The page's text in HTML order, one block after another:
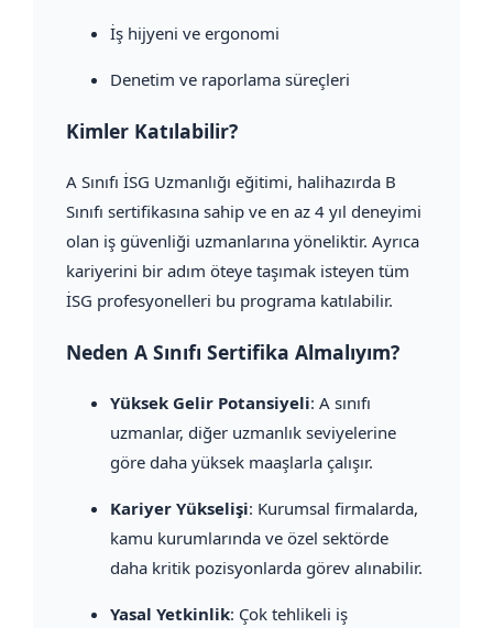
İş hijyeni ve ergonomi
Denetim ve raporlama süreçleri
Kimler Katılabilir?
A Sınıfı İSG Uzmanlığı eğitimi, halihazırda B
Sınıfı sertifikasına sahip ve en az 4 yıl deneyimi
olan iş güvenliği uzmanlarına yöneliktir. Ayrıca
kariyerini bir adım öteye taşımak isteyen tüm
İSG profesyonelleri bu programa katılabilir.
Neden A Sınıfı Sertifika Almalıyım?
Yüksek Gelir Potansiyeli: A sınıfı
uzmanlar, diğer uzmanlık seviyelerine
göre daha yüksek maaşlarla çalışır.
Kariyer Yükselişi: Kurumsal firmalarda,
kamu kurumlarında ve özel sektörde
daha kritik pozisyonlarda görev alınabilir.
Yasal Yetkinlik: Çok tehlikeli iş